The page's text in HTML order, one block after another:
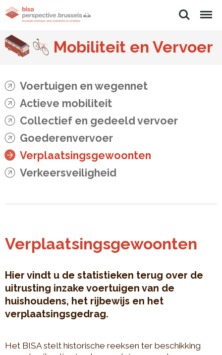
ZoekenMenu
Mobiliteit en Vervoer
Voertuigen en wegennet
Actieve mobiliteit
Collectief en gedeeld vervoer
Goederenvervoer
Verplaatsingsgewoonten
Verkeersveiligheid
Verplaatsingsgewoonten
Hier vindt u de statistieken terug over de
uitrusting inzake voertuigen van de
huishoudens, het rijbewijs en het
verplaatsingsgedrag.
Het BISA stelt historische reeksen ter beschikking